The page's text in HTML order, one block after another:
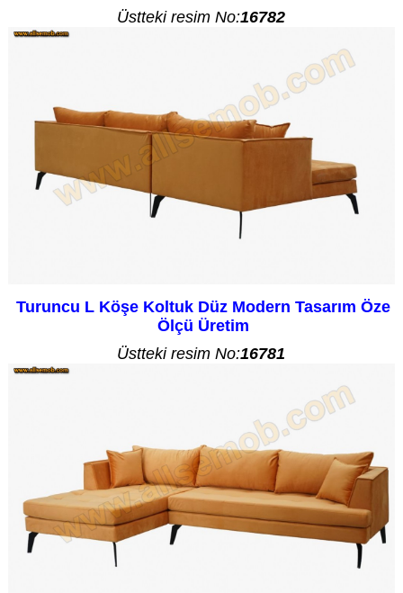
Üstteki resim No:16782
Turuncu L Köşe Koltuk Düz Modern Tasarım Öze
Ölçü Üretim
Üstteki resim No:16781